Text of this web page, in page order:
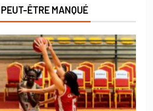
ÊTRE MANQUÉ